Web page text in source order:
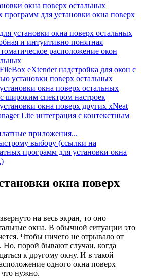
окна поверх остальных
программ для установки окна поверх
установки окна поверх остальных
и интуитивно понятная
расположение окон
eXtender надстройка для окон с
установки поверх остальных
окна поверх остальных
широким спектром настроек
окна поверх других xNeat
Lite интеграция с контекстным
приложения...
выбору (ссылки на
программ для установки окна
окна поверх
на весь экран, то оно
окна. В обычной ситуации это
Чтобы ничего не отрывало от
Но, порой бывают случаи, когда
к другому окну. И в такой
одного окна поверх
нужно.